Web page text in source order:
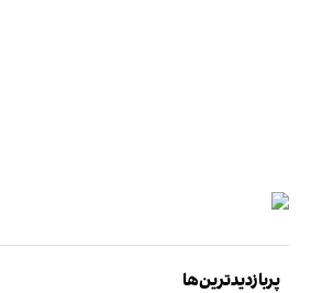
پربازدیدترین‌ها